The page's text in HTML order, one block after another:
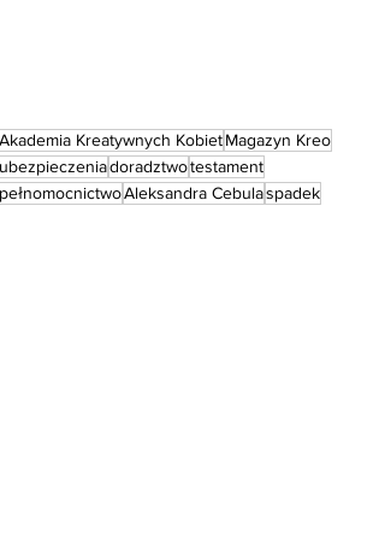
Akademia Kreatywnych KobietMagazyn Kreo
ubezpieczeniadoradztwotestament
pełnomocnictwoAleksandra Cebulaspadek